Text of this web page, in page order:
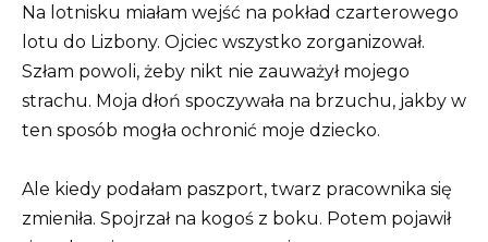
Na lotnisku miałam wejść na pokład czarterowego
lotu do Lizbony. Ojciec wszystko zorganizował.
Szłam powoli, żeby nikt nie zauważył mojego
strachu. Moja dłoń spoczywała na brzuchu, jakby w
ten sposób mogła ochronić moje dziecko.
Ale kiedy podałam paszport, twarz pracownika się
zmieniła. Spojrzał na kogoś z boku. Potem pojawił